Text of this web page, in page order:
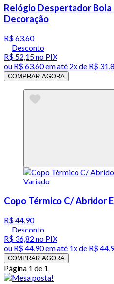
Relógio Despertador
Decoração
R$ 63,60
Desconto
R$ 52,15no PIX
ou R$ 63,60em até 2x de R$
COMPRAR AGORA
Copo Térmico C/ Abridor
R$ 44,90
Desconto
R$ 36,82 no PIX
ou R$ 44,90em até 1x de R$
COMPRAR AGORA
Página 1 de 1